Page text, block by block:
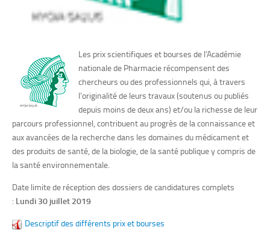
Les prix scientifiques et bourses de l’Académie
nationale de Pharmacie récompensent des
chercheurs ou des professionnels qui, à travers
l’originalité de leurs travaux (soutenus ou publiés
depuis moins de deux ans) et/ou la richesse de leur
parcours professionnel, contribuent au progrès de la connaissance et
aux avancées de la recherche dans les domaines du médicament et
des produits de santé, de la biologie, de la santé publique y compris de
la santé environnementale.
Date limite de réception des dossiers de candidatures complets
: Lundi 30 juillet 2019
Descriptif des différents prix et bourses